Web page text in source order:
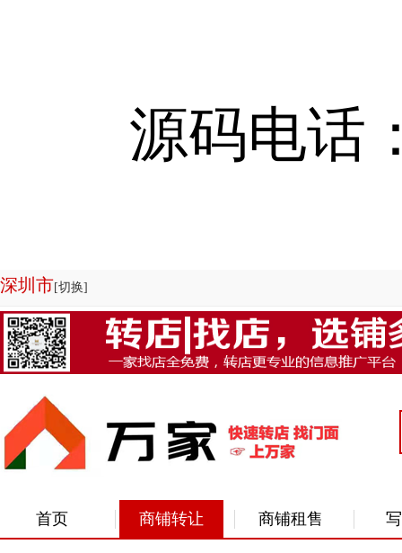
源码电话
深圳市[切换]
欢迎来到店铺转让系统-商铺管理系统|商铺出租系统源码专业为您服务，
首页 商铺转让 商铺租售